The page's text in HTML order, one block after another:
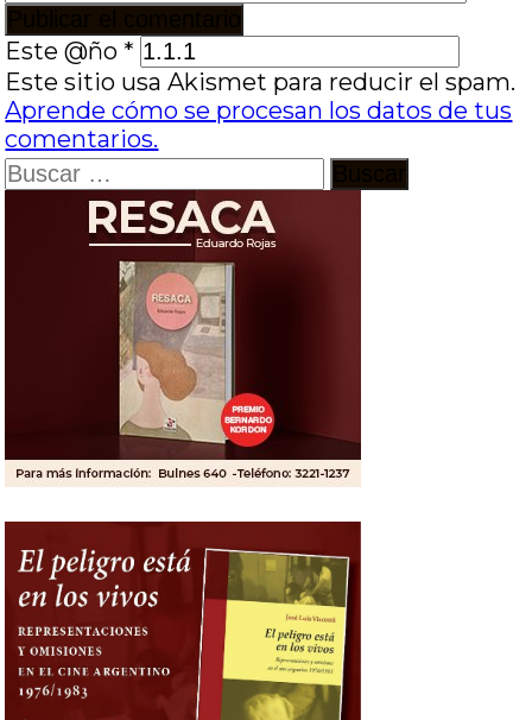
Este @ño *
Este sitio usa Akismet para reducir el spam.
Aprende cómo se procesan los datos de tus
comentarios.
Buscar: